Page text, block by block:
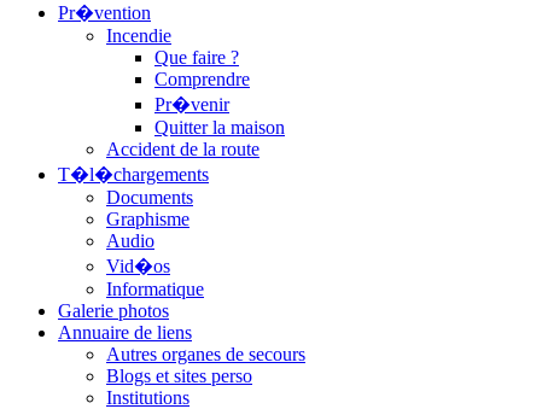
Pr�vention
Incendie
Que faire ?
Comprendre
Pr�venir
Quitter la maison
Accident de la route
T�l�chargements
Documents
Graphisme
Audio
Vid�os
Informatique
Galerie photos
Annuaire de liens
Autres organes de secours
Blogs et sites perso
Institutions